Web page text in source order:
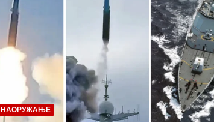
НАОРУЖАЊЕ